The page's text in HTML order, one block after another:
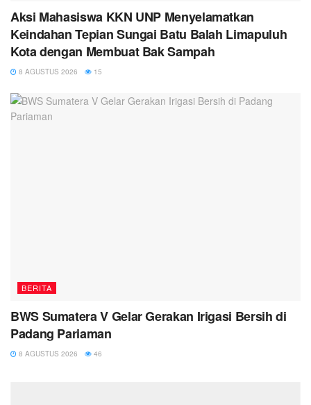
Aksi Mahasiswa KKN UNP Menyelamatkan
Keindahan Tepian Sungai Batu Balah Limapuluh
Kota dengan Membuat Bak Sampah
8 AGUSTUS 2026 15
BERITA
BWS Sumatera V Gelar Gerakan Irigasi Bersih di
Padang Pariaman
8 AGUSTUS 2026 46